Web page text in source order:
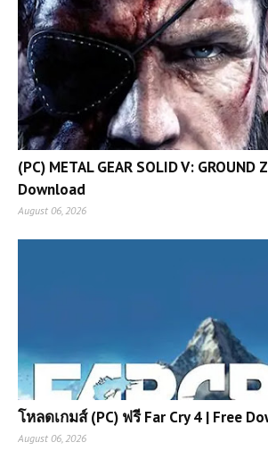
(PC) METAL GEAR SOLID V: GROUND
Download
August 06, 2026
โหลดเกมส์ (PC) ฟรี Far Cry 4 | Free
August 06, 2026